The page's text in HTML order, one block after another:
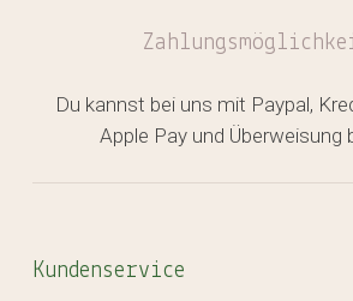
Du kannst bei uns mit Paypal,
Apple Pay und Überweisung
Kundenservice